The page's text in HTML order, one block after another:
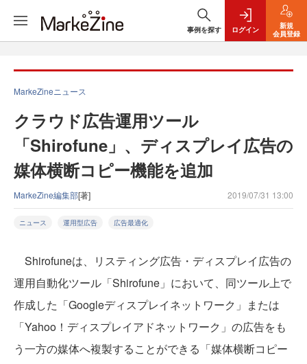
事例を探す ログイン
新規
会員登録
MarkeZineニュース
クラウド広告運用ツール
「Shirofune」、ディスプレイ広告の
媒体横断コピー機能を追加
MarkeZine編集部[著] 2019/07/31 13:00
ニュース 運用型広告 広告最適化
Shirofuneは、リスティング広告・ディスプレイ広告の
運用自動化ツール「Shirofune」において、同ツール上で
作成した「Googleディスプレイネットワーク」または
「Yahoo！ディスプレイアドネットワーク」の広告をも
う一方の媒体へ複製することができる「媒体横断コピー